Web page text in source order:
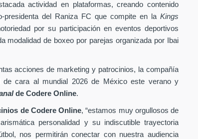
actividad en plataformas, creando contenido
del Raniza FC que compite en la Kings
por su participación en eventos deportivos
modalidad de boxeo por parejas organizada por Ibai
acciones de marketing y patrocinios, la compañía
cara al mundial 2026 de México este verano y
de Codere Online.
de Codere Online, “estamos muy orgullosos de
personalidad y su indiscutible trayectoria
nos permitirán conectar con nuestra audiencia